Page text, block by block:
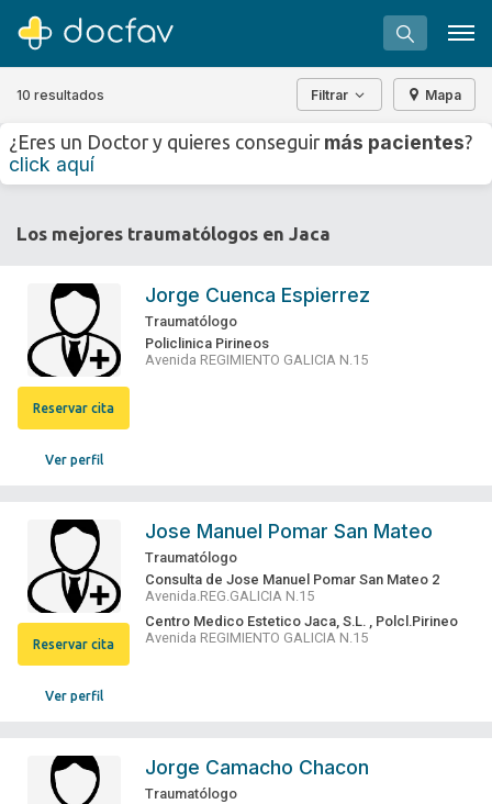
Software para clínicas
¿Eres un doctor?
10 resultados Filtrar Mapa
¿Eres un Doctor y quieres conseguir más pacientes?
click aquí
Los mejores traumatólogos en Jaca
Ver perfil
Reservar cita
Jorge Cuenca Espierrez
Traumatólogo
Policlinica Pirineos
Avenida REGIMIENTO GALICIA N.15
Ver perfil
Reservar cita
Jose Manuel Pomar San Mateo
Traumatólogo
Consulta de Jose Manuel Pomar San Mateo 2
Avenida.REG.GALICIA N.15
Centro Medico Estetico Jaca, S.L. , Polcl.Pirineo
Avenida REGIMIENTO GALICIA N.15
Jorge Camacho Chacon
Traumatólogo
+ −
⇧
»
©OpenStreetMapcontributors.